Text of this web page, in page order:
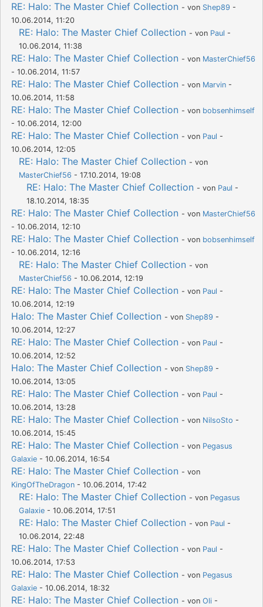
RE: Halo: The Master Chief Collection - von Shep89 -
10.06.2014, 11:20
RE: Halo: The Master Chief Collection - von Paul -
10.06.2014, 11:38
RE: Halo: The Master Chief Collection - von MasterChief56
- 10.06.2014, 11:57
RE: Halo: The Master Chief Collection - von Marvin -
10.06.2014, 11:58
RE: Halo: The Master Chief Collection - von bobsenhimself
- 10.06.2014, 12:00
RE: Halo: The Master Chief Collection - von Paul -
10.06.2014, 12:05
RE: Halo: The Master Chief Collection - von
MasterChief56 - 17.10.2014, 19:08
RE: Halo: The Master Chief Collection - von Paul -
18.10.2014, 18:35
RE: Halo: The Master Chief Collection - von MasterChief56
- 10.06.2014, 12:10
RE: Halo: The Master Chief Collection - von bobsenhimself
- 10.06.2014, 12:16
RE: Halo: The Master Chief Collection - von
MasterChief56 - 10.06.2014, 12:19
RE: Halo: The Master Chief Collection - von Paul -
10.06.2014, 12:19
Halo: The Master Chief Collection - von Shep89 -
10.06.2014, 12:27
RE: Halo: The Master Chief Collection - von Paul -
10.06.2014, 12:52
Halo: The Master Chief Collection - von Shep89 -
10.06.2014, 13:05
RE: Halo: The Master Chief Collection - von Paul -
10.06.2014, 13:28
RE: Halo: The Master Chief Collection - von NilsoSto -
10.06.2014, 15:45
RE: Halo: The Master Chief Collection - von Pegasus
Galaxie - 10.06.2014, 16:54
RE: Halo: The Master Chief Collection - von
KingOfTheDragon - 10.06.2014, 17:42
RE: Halo: The Master Chief Collection - von Pegasus
Galaxie - 10.06.2014, 17:51
RE: Halo: The Master Chief Collection - von Paul -
10.06.2014, 22:48
RE: Halo: The Master Chief Collection - von Paul -
10.06.2014, 17:53
RE: Halo: The Master Chief Collection - von Pegasus
Galaxie - 10.06.2014, 18:32
RE: Halo: The Master Chief Collection - von Oli -